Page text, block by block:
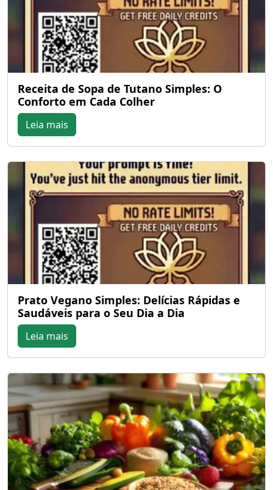
Receita de Sopa de Tutano Simples: O
Conforto em Cada Colher
Leia mais
Prato Vegano Simples: Delícias Rápidas e
Saudáveis para o Seu Dia a Dia
Leia mais